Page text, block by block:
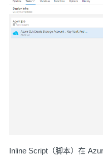
Inline Script（脚本）在